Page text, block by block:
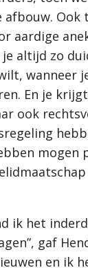
Ook
aardige
altijd zo
wanneer
En je
ook
mogen
ik het
gaf
en ik